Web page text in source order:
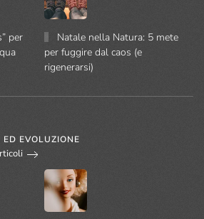
per
Natale nella Natura: 5 mete
per fuggire dal caos (e
rigenerarsi)
ED EVOLUZIONE